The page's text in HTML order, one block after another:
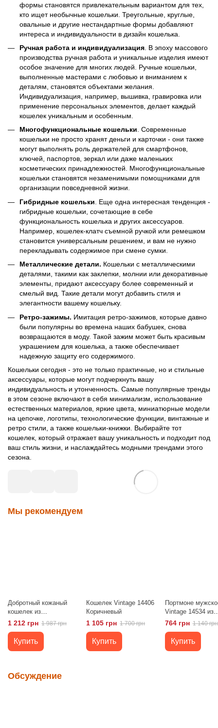
формы становятся привлекательным вариантом для тех,
кто ищет необычные кошельки. Треугольные, круглые,
овальные и другие нестандартные формы добавляют
интереса и индивидуальности в дизайн кошелька.
Ручная работа и индивидуализация . В эпоху массового
производства ручная работа и уникальные изделия имеют
особое значение для многих людей. Ручные кошельки,
выполненные мастерами с любовью и вниманием к
деталям, становятся объектами желания.
Индивидуализация, например, вышивка, гравировка или
применение персональных элементов, делает каждый
кошелек уникальным и особенным.
Многофункциональные кошельки. Современные
кошельки не просто хранят деньги и карточки - они также
могут выполнять роль держателей для смартфонов,
ключей, паспортов, зеркал или даже маленьких
косметических принадлежностей. Многофункциональные
кошельки становятся незаменимыми помощниками для
организации повседневной жизни.
Гибридные кошельки . Еще одна интересная тенденция -
гибридные кошельки, сочетающие в себе
функциональность кошелька и других аксессуаров.
Например, кошелек-клатч съемной ручкой или ремешком
становится универсальным решением, и вам не нужно
перекладывать содержимое при смене сумки.
Металлические детали. Кошельки с металлическими
деталями, такими как заклепки, молнии или декоративные
элементы, придают аксессуару более современный и
смелый вид. Такие детали могут добавить стиля и
элегантности вашему кошельку.
Ретро-зажимы. Имитация ретро-зажимов, которые давно
были популярны во времена наших бабушек, снова
возвращаются в моду. Такой зажим может быть красивым
украшением для кошелька, а также обеспечивает
надежную защиту его содержимого.
Кошельки сегодня - это не только практичные, но и стильные
аксессуары, которые могут подчеркнуть вашу
индивидуальность и утонченность. Самые популярные тренды
в этом сезоне включают в себя минимализм, использование
естественных материалов, яркие цвета, миниатюрные модели
на цепочке, логотипы, технологические функции, винтажные и
ретро стили, а также кошельки-книжки. Выбирайте тот
кошелек, который отражает вашу уникальность и подходит под
ваш стиль жизни, и наслаждайтесь модными трендами этого
сезона.
Мы рекомендуем
Добротный кожаный
кошелек из
натуральной кожи
1 212 грн 1 987 грн
Купить
Кошелек Vintage 14406
Коричневый
1 105 грн 1 700 грн
Купить
Портмоне
Vintage 14534 из
натуральной кожи
Коричневое
764 грн 1 140 грн
Купить
Обсуждение